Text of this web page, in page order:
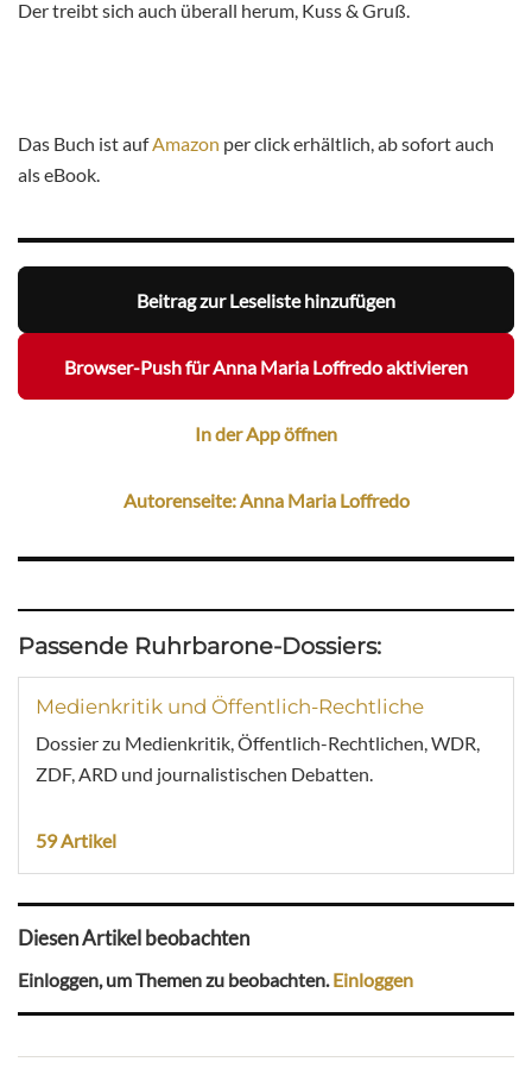
Der treibt sich auch überall herum, Kuss & Gruß.
Das Buch ist aufAmazon per click erhältlich, ab sofort auch
als eBook.
Beitrag zur Leseliste hinzufügen
Browser-Push für Anna Maria Loffredo aktivieren
In der App öffnen
Autorenseite: Anna Maria Loffredo
Passende Ruhrbarone-Dossiers:
Medienkritik und Öffentlich-Rechtliche
Dossier zu Medienkritik, Öffentlich-Rechtlichen, WDR,
ZDF, ARD und journalistischen Debatten.
59 Artikel
Diesen Artikel beobachten
Einloggen, um Themen zu beobachten.Einloggen